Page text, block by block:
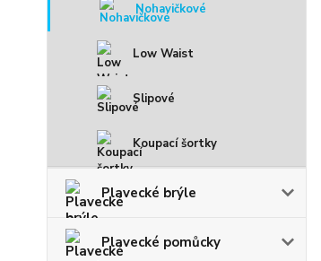
Nohavičkové
Low Waist
Slipové
Koupací šortky
Plavecké brýle
Plavecké pomůcky